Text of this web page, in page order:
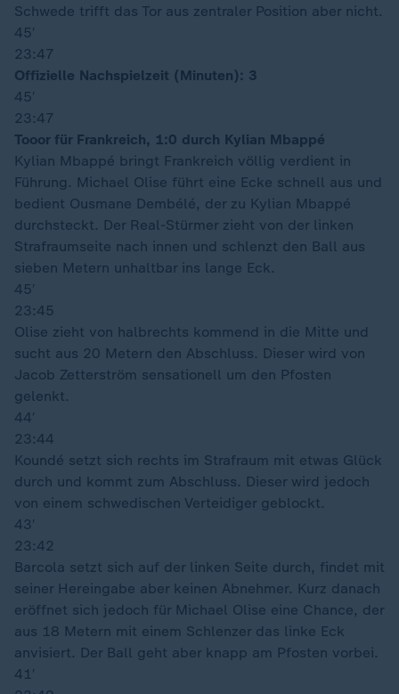
Schwede trifft das Tor aus zentraler Position aber nicht.
45′
23:47
Offizielle Nachspielzeit (Minuten): 3
45′
23:47
Tooor für Frankreich, 1:0 durch Kylian Mbappé
Kylian Mbappé bringt Frankreich völlig verdient in
Führung. Michael Olise führt eine Ecke schnell aus und
bedient Ousmane Dembélé, der zu Kylian Mbappé
durchsteckt. Der Real-Stürmer zieht von der linken
Strafraumseite nach innen und schlenzt den Ball aus
sieben Metern unhaltbar ins lange Eck.
45′
23:45
Olise zieht von halbrechts kommend in die Mitte und
sucht aus 20 Metern den Abschluss. Dieser wird von
Jacob Zetterström sensationell um den Pfosten
gelenkt.
44′
23:44
Koundé setzt sich rechts im Strafraum mit etwas Glück
durch und kommt zum Abschluss. Dieser wird jedoch
von einem schwedischen Verteidiger geblockt.
43′
23:42
Barcola setzt sich auf der linken Seite durch, findet mit
seiner Hereingabe aber keinen Abnehmer. Kurz danach
eröffnet sich jedoch für Michael Olise eine Chance, der
aus 18 Metern mit einem Schlenzer das linke Eck
anvisiert. Der Ball geht aber knapp am Pfosten vorbei.
41′